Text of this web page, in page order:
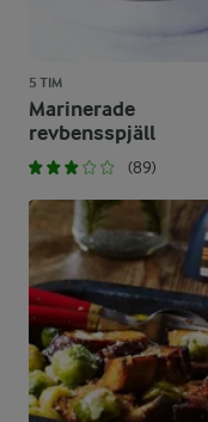
5 TIM
Marinerade
revbensspjäll
(89)